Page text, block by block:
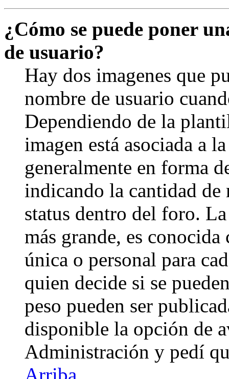
¿Cómo se puede poner
de usuario?
Hay dos imagenes que
nombre de usuario
Dependiendo de la
imagen está asociada a
generalmente en forma
indicando la cantidad de
status dentro del foro.
más grande, es
única o personal para
quien decide si se
peso pueden ser
disponible la opción de
Administración y pedí